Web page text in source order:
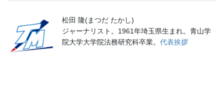
松田 隆(まつだ たかし)
ジャーナリスト。1961年埼玉県生まれ。青山学
院大学大学院法務研究科卒業。 代表挨拶